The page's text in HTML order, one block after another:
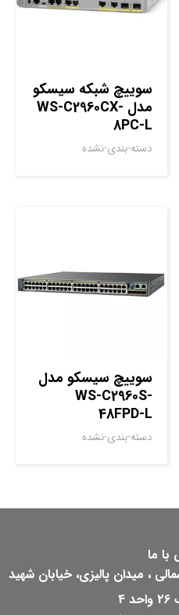
سوييچ شبکه سيسکو
مدل WS-C2960CX-
8PC-L
دسته-بندی-نشده
سوييچ سيسکو مدل
WS-C2960S-
48FPD-L
دسته-بندی-نشده
ما
، میدان پالیزی، خیابان شهید